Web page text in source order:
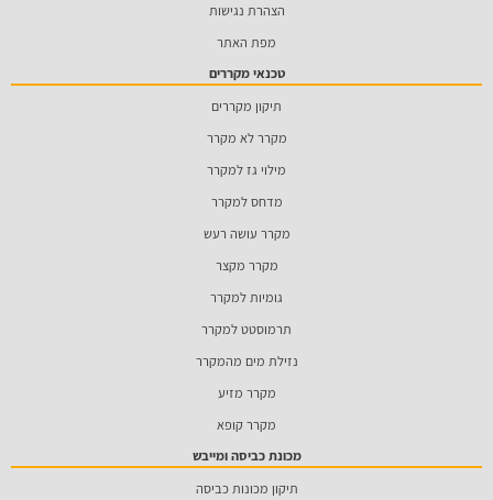
הצהרת נגישות
מפת האתר
טכנאי מקררים
תיקון מקררים
מקרר לא מקרר
מילוי גז למקרר
מדחס למקרר
מקרר עושה רעש
מקרר מקצר
גומיות למקרר
תרמוסטט למקרר
נזילת מים מהמקרר
מקרר מזיע
מקרר קופא
מכונת כביסה ומייבש
תיקון מכונות כביסה